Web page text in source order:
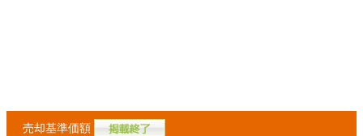
売却基準価額